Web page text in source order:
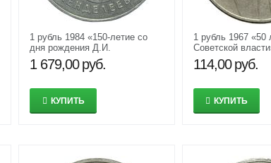
1 рубль 1984 «150-летие со
дня рождения Д.И.
Менделеева» XF-AU
1 679,00 руб.
КУПИТЬ
1 рубль 1967 «50
Советской
114,00 руб.
КУПИТЬ